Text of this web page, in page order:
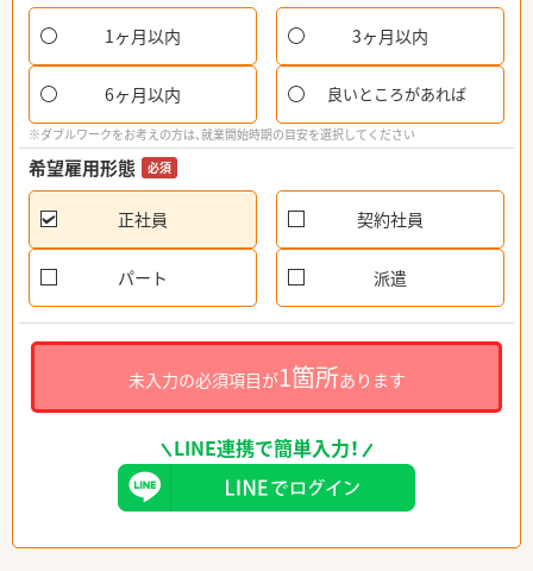
1ヶ月以内 3ヶ月以内
6ヶ月以内 良いところがあれば
※ダブルワークをお考えの方は、就業開始時期の目安を選択してください
希望雇用形態 必須
正社員 契約社員
パート 派遣
未入力の必須項目が1箇所あります
LINE連携で簡単入力！